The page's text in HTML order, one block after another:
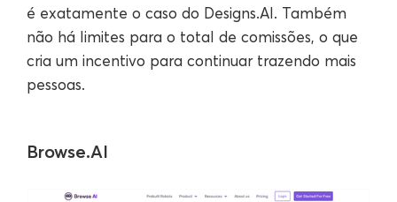
é exatamente o caso do Designs.AI. Também
não há limites para o total de comissões, o que
cria um incentivo para continuar trazendo mais
pessoas.
Browse.AI